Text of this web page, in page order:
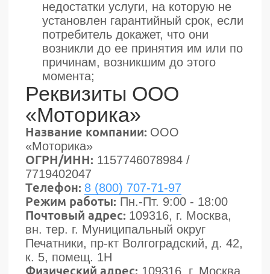
Пользовательское соглашение
Политика обработки персональных
Согласие на обработку персональных
Гарантийная политика
Юридические документы
Прайс-лист
Контакты
Моторика Орто © 2025